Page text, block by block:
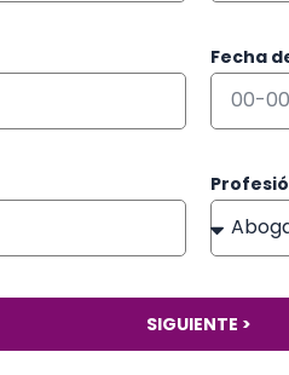
Fecha
SIGUIENTE >